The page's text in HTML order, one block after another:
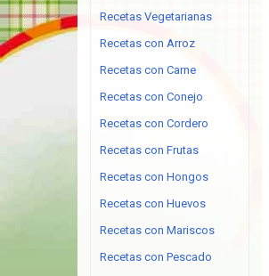
Recetas Vegetarianas
Recetas con Arroz
Recetas con Carne
Recetas con Conejo
Recetas con Cordero
Recetas con Frutas
Recetas con Hongos
Recetas con Huevos
Recetas con Mariscos
Recetas con Pescado